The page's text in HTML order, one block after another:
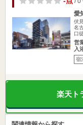
愛
伏
名
口
営
入
宿
楽天ト